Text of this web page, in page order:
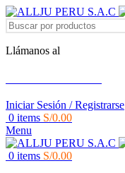
Llámanos al
Iniciar Sesión / Registrarse
0 items S/0.00
Menu
0 items S/0.00